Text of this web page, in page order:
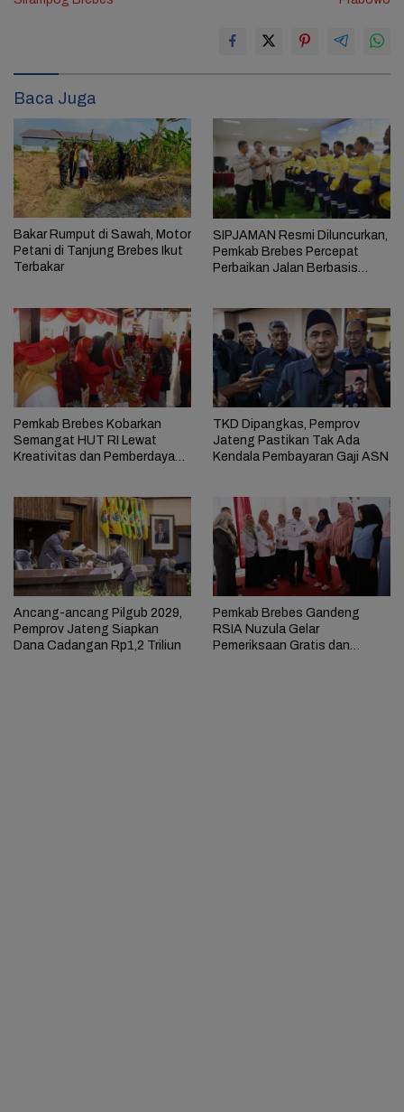
Baca Juga
Bakar Rumput di Sawah, Motor
Petani di Tanjung Brebes Ikut
Terbakar
SIPJAMAN Resmi Diluncurkan,
Pemkab Brebes Percepat
Perbaikan Jalan Berbasis
Pemkab Brebes Kobarkan
Semangat HUT RI Lewat
Kreativitas dan Pemberdayaan
TKD Dipangkas, Pemprov
Jateng Pastikan Tak Ada
Kendala Pembayaran Gaji ASN
Ancang-ancang Pilgub 2029,
Pemprov Jateng Siapkan
Dana Cadangan Rp1,2 Triliun
Pemkab Brebes Gandeng
RSIA Nuzula Gelar
Pemeriksaan Gratis dan